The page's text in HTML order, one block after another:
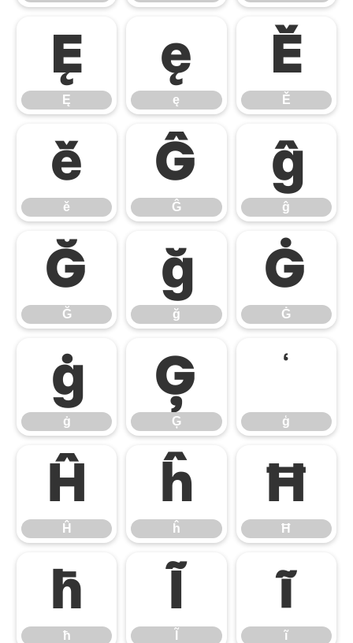
Ę
Ę
ę
ę
Ě
Ě
ě
ě
Ĝ
Ĝ
ĝ
ĝ
Ğ
Ğ
ğ
ğ
Ġ
Ġ
ġ
ġ
Ģ
Ģ
ģ
ģ
Ĥ
Ĥ
ĥ
ĥ
Ħ
Ħ
ħ
ħ
Ĩ ĩ
ĩ